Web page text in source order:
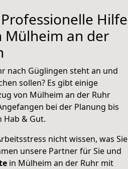
Hilfe
an der
nach Güglingen steht an und
sollen? Es gibt einige
von Mülheim an der Ruhr
bei der Planung bis
Hab & Gut.
nicht wissen, was Sie
unsere Partner für Sie und
in Mülheim an der Ruhr mit